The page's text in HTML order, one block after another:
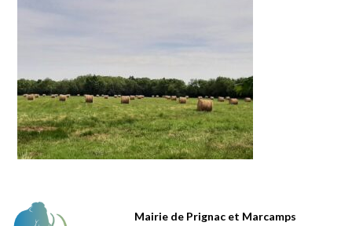
Mairie de Prignac et Marcamps